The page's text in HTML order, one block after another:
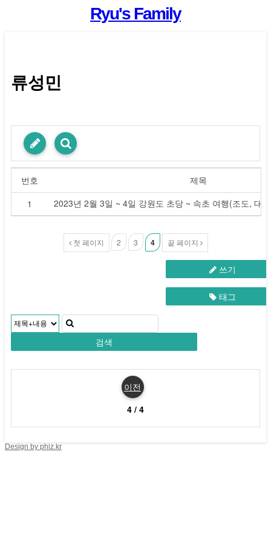
류성민
번호
제목
1
2023년 2월 3일 ~ 4일 강원도 초당 ~ 속초 여행(조도, 대
첫 페이지 2 3 4 끝 페이지
쓰기
태그
검색
이전
4 / 4
Design by phiz.kr
Ryu's Family